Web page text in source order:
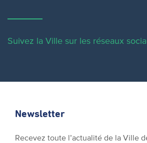
Suivez la Ville sur les réseaux
Newsletter
Recevez toute l’actualité de la Ville